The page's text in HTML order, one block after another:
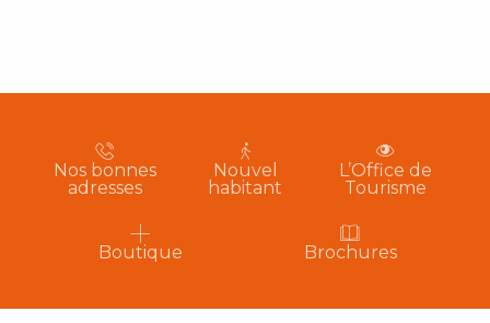
Nos bonnes
adresses
Nouvel
habitant
L’Office de
Tourisme
Boutique Brochures